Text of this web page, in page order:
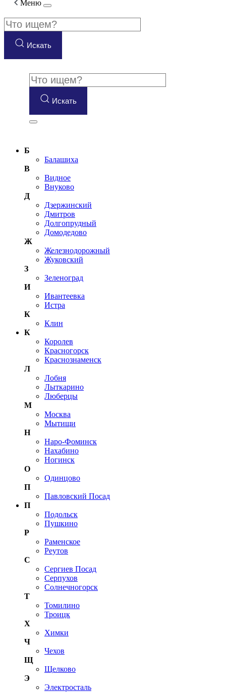
Меню
Искать
Искать
Б
Балашиха
В
Видное
Внуково
Д
Дзержинский
Дмитров
Долгопрудный
Домодедово
Ж
Железнодорожный
Жуковский
З
Зеленоград
И
Ивантеевка
Истра
К
Клин
К
Королев
Красногорск
Краснознаменск
Л
Лобня
Лыткарино
Люберцы
М
Москва
Мытищи
Н
Наро-Фоминск
Нахабино
Ногинск
О
Одинцово
П
Павловский Посад
П
Подольск
Пушкино
Р
Раменское
Реутов
С
Сергиев Посад
Серпухов
Солнечногорск
Т
Томилино
Троицк
Х
Химки
Ч
Чехов
Щ
Щелково
Э
Электросталь